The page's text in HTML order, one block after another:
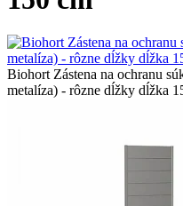
Biohort Zástena na ochranu
metalíza) - rôzne dĺžky dĺžka